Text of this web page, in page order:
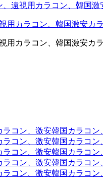
遠視用カラコン、韓国
カラコン、韓国激安カ
カラコン、韓国激安
コン、激安韓国カラコ
コン、激安韓国カラコン
コン、激安韓国カラコ
コン、激安韓国カラコ
コン、激安韓国カラコン